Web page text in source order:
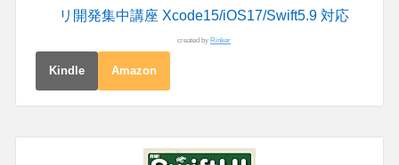
リ開発集中講座 Xcode15/iOS17/Swift5.9 対応
created by Rinker
Kindle Amazon